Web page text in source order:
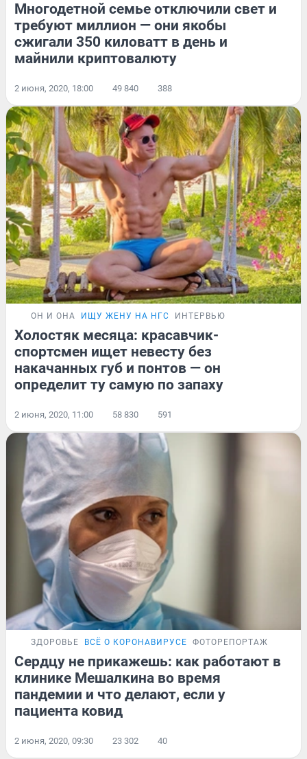
Многодетной семье отключили свет и
требуют миллион — они якобы
сжигали 350 киловатт в день и
майнили криптовалюту
2 июня, 2020, 18:00 49 840 388
ОН И ОНА ИЩУ ЖЕНУ НА НГС ИНТЕРВЬЮ
Холостяк месяца: красавчик-
спортсмен ищет невесту без
накачанных губ и понтов — он
определит ту самую по запаху
2 июня, 2020, 11:00 58 830 591
ЗДОРОВЬЕ ВСЁ О КОРОНАВИРУСЕ ФОТОРЕПОРТАЖ
Сердцу не прикажешь: как работают в
клинике Мешалкина во время
пандемии и что делают, если у
пациента ковид
2 июня, 2020, 09:30 23 302 40